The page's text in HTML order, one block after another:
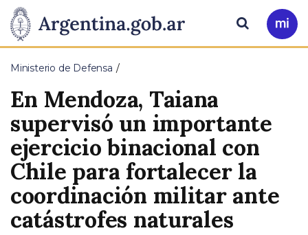
Presidencia
de
la
Nación
Pasar al contenido principal
Ir
a
Buscar
Ministerio de Defensa
En Mendoza, Taiana
supervisó un importante
ejercicio binacional con
Chile para fortalecer la
coordinación militar ante
catástrofes naturales